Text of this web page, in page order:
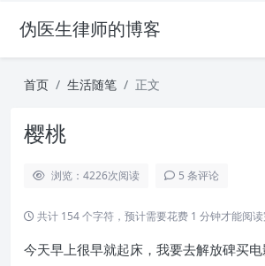
伪医生律师的博客
首页 生活随笔 正文
樱桃
浏览：4226次阅读 5 条评论
共计 154 个字符，预计需要花费 1 分钟才能阅读
今天早上很早就起床，我要去解放碑买电